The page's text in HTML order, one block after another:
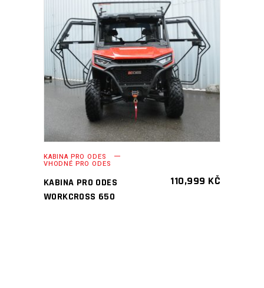
PŘIDAT DO KOŠÍKU
KABINA PRO ODES
VHODNÉ PRO ODES
KABINA PRO ODES
WORKCROSS 650
110,999 KČ